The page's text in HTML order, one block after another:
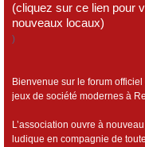
(cliquez sur ce lien pour
nouveaux locaux)
)
Bienvenue sur le forum officiel
jeux de société modernes à
L’association ouvre à
ludique en compagnie de